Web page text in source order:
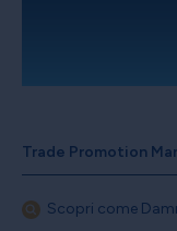
Trade Promotion
Scopri come